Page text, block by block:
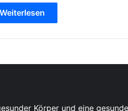
Weiterlesen
Körper und eine